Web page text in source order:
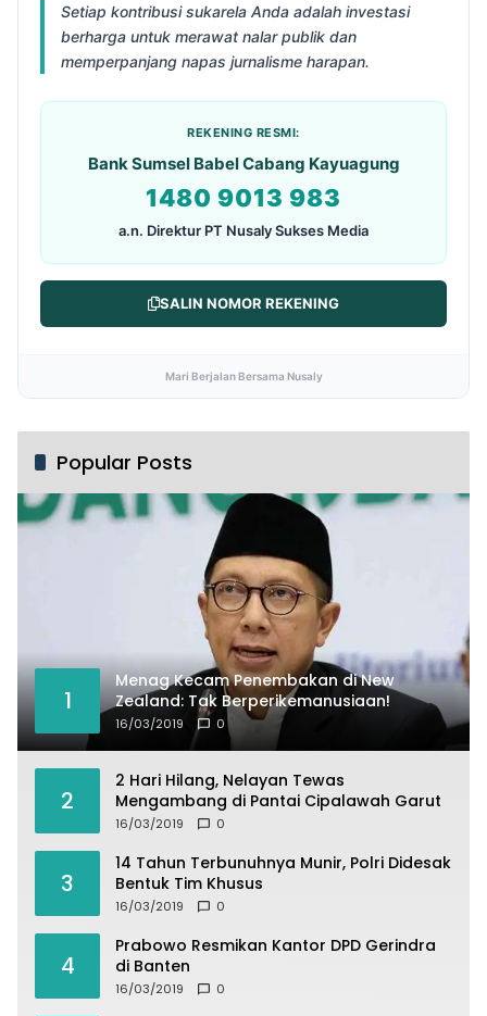
Setiap kontribusi sukarela Anda adalah investasi
berharga untuk merawat nalar publik dan
memperpanjang napas jurnalisme harapan.
REKENING RESMI:
Bank Sumsel Babel Cabang Kayuagung
1480 9013 983
a.n. Direktur PT Nusaly Sukses Media
SALIN NOMOR REKENING
Mari Berjalan Bersama Nusaly
Popular Posts
1
Menag Kecam Penembakan di New
Zealand: Tak Berperikemanusiaan!
16/03/2019 0
2
2 Hari Hilang, Nelayan Tewas
Mengambang di Pantai Cipalawah Garut
16/03/2019 0
3
14 Tahun Terbunuhnya Munir, Polri Didesak
Bentuk Tim Khusus
16/03/2019 0
4
Prabowo Resmikan Kantor DPD Gerindra
di Banten
16/03/2019 0